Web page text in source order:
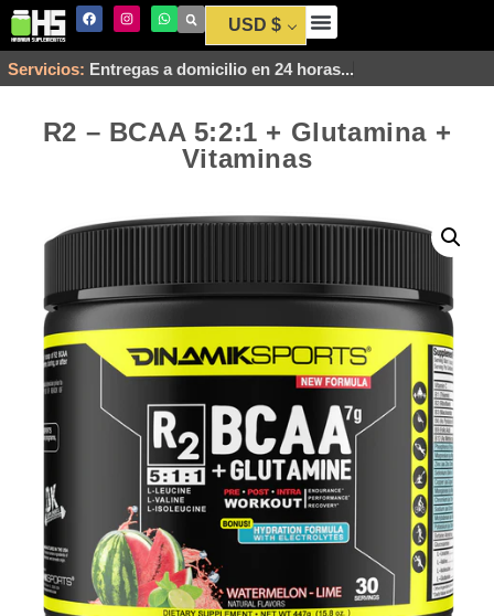
USD $
Servicios:
R2 – BCAA 5:2:1 + Glutamina +
Vitaminas